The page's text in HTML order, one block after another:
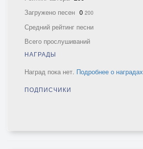
Загружено песен 0 200
Средний рейтинг песни
Всего прослушиваний
НАГРАДЫ
Наград пока нет. Подробнее о наградах
ПОДПИСЧИКИ